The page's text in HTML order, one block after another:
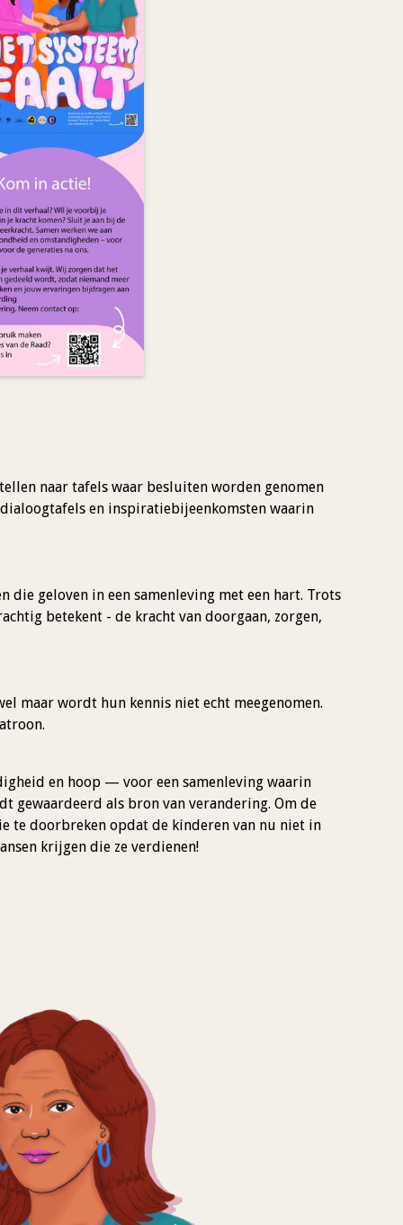
naar tafels waar besluiten worden genomen
en inspiratiebijeenkomsten waarin
die geloven in een samenleving met een hart. Trots
betekent - de kracht van doorgaan, zorgen,
maar wordt hun kennis niet echt meegenomen.
en hoop — voor een samenleving waarin
gewaardeerd als bron van verandering. Om de
te doorbreken opdat de kinderen van nu niet in
krijgen die ze verdienen!